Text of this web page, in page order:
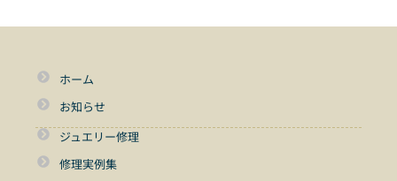
ホーム
お知らせ
ジュエリー修理
修理実例集